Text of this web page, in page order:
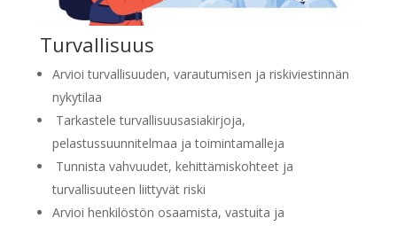
Turvallisuus
Arvioi turvallisuuden, varautumisen ja riskiviestinnän
nykytilaa
Tarkastele turvallisuusasiakirjoja,
pelastussuunnitelmaa ja toimintamalleja
Tunnista vahvuudet, kehittämiskohteet ja
turvallisuuteen liittyvät riski
Arvioi henkilöstön osaamista, vastuita ja